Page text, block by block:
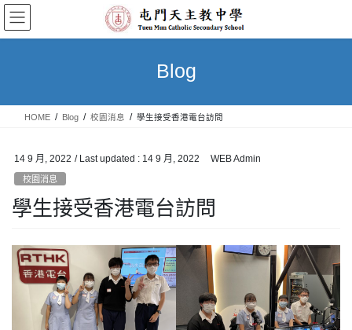
Skip
the
Skip
the
Blog
HOME Blog 校園消息 學生接受香港電台訪問
14 9 月, 2022 / Last updated : 14 9 月, 2022 WEB Admin
校園消息
學生接受香港電台訪問